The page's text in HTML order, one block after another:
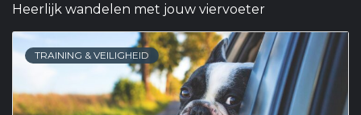
Heerlijk wandelen met jouw viervoeter
TRAINING & VEILIGHEID